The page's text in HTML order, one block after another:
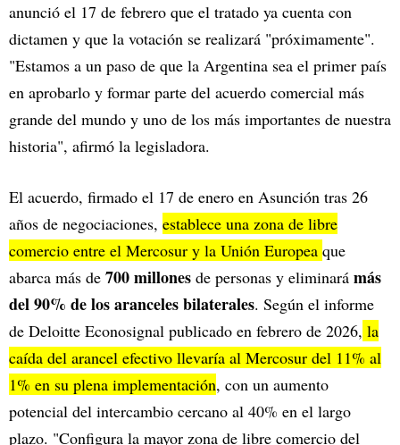
anunció el 17 de febrero que el tratado ya cuenta con
dictamen y que la votación se realizará "próximamente".
"Estamos a un paso de que la Argentina sea el primer país
en aprobarlo y formar parte del acuerdo comercial más
grande del mundo y uno de los más importantes de nuestra
historia", afirmó la legisladora.
El acuerdo, firmado el 17 de enero en Asunción tras 26
años de negociaciones, establece una zona de libre
comercio entre el Mercosur y la Unión Europea que
abarca más de 700 millones de personas y eliminará más
del 90% de los aranceles bilaterales. Según el informe
de Deloitte Econosignal publicado en febrero de 2026, la
caída del arancel efectivo llevaría al Mercosur del 11% al
1% en su plena implementación, con un aumento
potencial del intercambio cercano al 40% en el largo
plazo. "Configura la mayor zona de libre comercio del